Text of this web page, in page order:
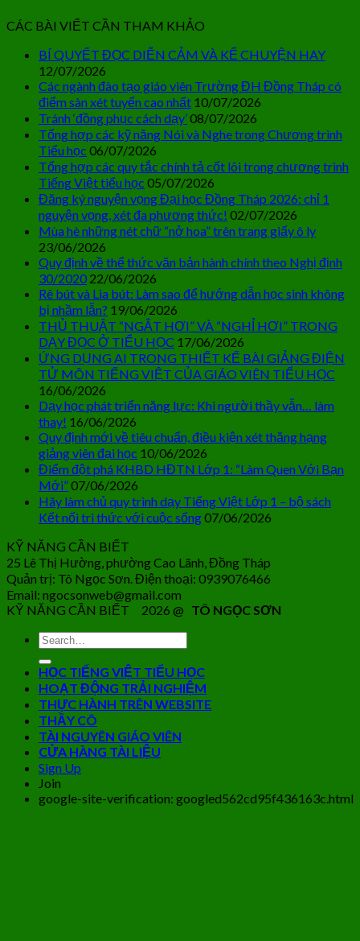
CÁC BÀI VIẾT CẦN THAM KHẢO
BÍ QUYẾT ĐỌC DIỄN CẢM VÀ KỂ CHUYỆN HAY
12/07/2026
Các ngành đào tạo giáo viên Trường ĐH Đồng Tháp có
điểm sàn xét tuyển cao nhất 10/07/2026
Tránh ‘đồng phục cách dạy’08/07/2026
Tổng hợp các kỹ năng Nói và Nghe trong Chương trình
Tiểu học 06/07/2026
Tổng hợp các quy tắc chính tả cốt lõi trong chương trình
Tiếng Việt tiểu học 05/07/2026
Đăng ký nguyện vọng Đại học Đồng Tháp 2026: chỉ 1
nguyện vọng, xét đa phương thức! 02/07/2026
Mùa hè những nét chữ “nở hoa” trên trang giấy ô ly
23/06/2026
Quy định về thể thức văn bản hành chính theo Nghị định
30/2020 22/06/2026
Rê bút và Lia bút: Làm sao để hướng dẫn học sinh không
bị nhầm lẫn? 19/06/2026
THỦ THUẬT “NGẮT HƠI” VÀ “NGHỈ HƠI” TRONG
DẠY ĐỌC Ở TIỂU HỌC 17/06/2026
ỨNG DỤNG AI TRONG THIẾT KẾ BÀI GIẢNG ĐIỆN
TỬ MÔN TIẾNG VIỆT CỦA GIÁO VIÊN TIỂU HỌC
16/06/2026
Dạy học phát triển năng lực: Khi người thầy vẫn… làm
thay! 16/06/2026
Quy định mới về tiêu chuẩn, điều kiện xét thăng hạng
giảng viên đại học 10/06/2026
Điểm đột phá KHBD HĐTN Lớp 1: “Làm Quen Với Bạn
Mới”07/06/2026
Hãy làm chủ quy trình dạy Tiếng Việt Lớp 1 – bộ sách
Kết nối tri thức với cuộc sống07/06/2026
KỸ NĂNG CẦN BIẾT
25 Lê Thị Hường, phường Cao Lãnh, Đồng Tháp
Quản trị: Tô Ngọc Sơn. Điện thoại: 0939076466
Email: ngocsonweb@gmail.com
KỸ NĂNG CẦN BIẾT 2026 @ TÔ NGỌC SƠN
HỌC TIẾNG VIỆT TIỂU HỌC
HOẠT ĐỘNG TRẢI NGHIỆM
THỰC HÀNH TRÊN WEBSITE
THẦY CÔ
TÀI NGUYÊN GIÁO VIÊN
CỬA HÀNG TÀI LIỆU
Sign Up
Join
google-site-verification: googled562cd95f436163c.html